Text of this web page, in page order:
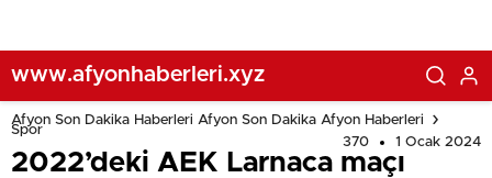
www.afyonhaberleri.xyz
Afyon Son Dakika Haberleri Afyon Son Dakika Afyon Haberleri
Spor
370
1 Ocak 2024
2022’deki AEK Larnaca maçı